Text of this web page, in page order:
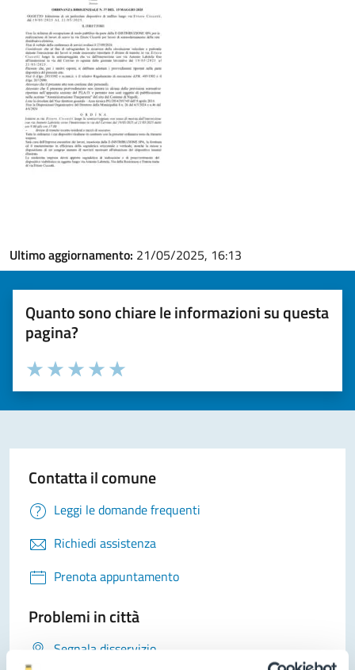
Ultimo aggiornamento: 21/05/2025, 16:13
Quanto sono chiare le informazioni su questa
pagina?
Valuta la chiarezza delle informazioni (da 1 a 5 stelle)
Seleziona il numero di stelle per valutare la chiarezza delle
Valuta 5 stelle su 5
Valuta 4 stelle su 5
Valuta 3 stelle su 5
Valuta 2 stelle su 5
Valuta 1 stelle su 5
Contatta il comune
Leggi le domande frequenti
Richiedi assistenza
Prenota appuntamento
Problemi in città
Segnala disservizio